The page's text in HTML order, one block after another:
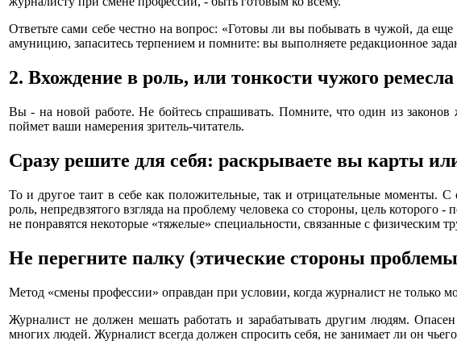
Ответьте сами себе честно на вопрос: «Готовы ли вы побывать в чужой, да
амуницию, запаситесь терпением и помните: вы выполняете редакционное
2. Вхождение в роль, или тонкости чужого ремесла
Вы - на новой работе. Не бойтесь спрашивать. Помните, что один из
поймет ваши намерения зритель-читатель.
Сразу решите для себя: раскрываете вы карты
То и другое таит в себе как положительные, так и отрицательные моменты.
роль, непредвзятого взгляда на проблему человека со стороны, цель
не понравятся некоторые «тяжелые» специальности, связанные с физическим
Не перегните палку (этические стороны
Метод «смены профессии» оправдан при условии, когда журналист не только
Журналист не должен мешать работать и зарабатывать другим людям.
многих людей. Журналист всегда должен спросить себя, не занимает ли он